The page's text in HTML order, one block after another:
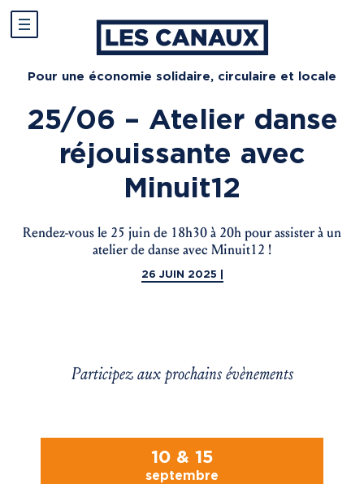
Pour une économie solidaire, circulaire et locale
25/06 – Atelier danse
réjouissante avec
Minuit12
Rendez-vous le 25 juin de 18h30 à 20h pour assister à un
atelier de danse avec Minuit12 !
26 JUIN 2025 |
Participez aux prochains évènements
10 & 15
septembre